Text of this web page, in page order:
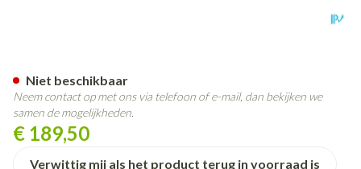
€ 189,50
Verwittig mij als het product terug in voorraad is
Niet beschikbaar
Neem contact op met ons via telefoon of e-mail, dan bekijken we
samen de mogelijkheden.